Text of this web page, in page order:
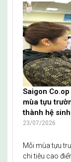
Thường trực
các sở, ngành
dành cho các
cảnh khó khăn
Saigon
mùa tựu
thành hệ
23/07/2026
Mỗi mùa tựu
chi tiêu cao